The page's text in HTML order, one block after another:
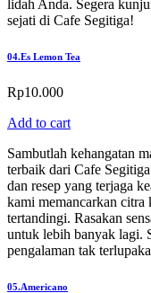
lidah Anda. Segera
sejati di Cafe Segitiga!
04.Es Lemon Tea
Rp10.000
Add to cart
Sambutlah kehangatan
terbaik dari Cafe
dan resep yang terjaga
kami memancarkan citra
tertandingi. Rasakan
untuk lebih banyak lagi.
pengalaman tak
05.Americano